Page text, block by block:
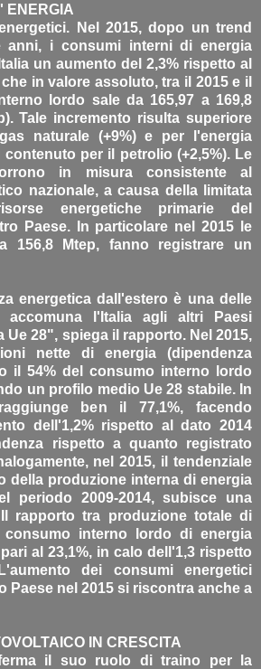
ENERGIA
Nel 2015, dopo un trend
anni, i consumi interni di energia
un aumento del 2,3% rispetto al
in valore assoluto, tra il 2015 e il
lordo sale da 165,97 a 169,8
Tale incremento risulta superiore
naturale (+9%) e per l'energia
contenuto per il petrolio (+2,5%). Le
in misura consistente al
nazionale, a causa della limitata
energetiche primarie del
Paese. In particolare nel 2015 le
156,8 Mtep, fanno registrare un
energetica dall'estero è una delle
accomuna l'Italia agli altri Paesi
Ue 28", spiega il rapporto. Nel 2015,
nette di energia (dipendenza
il 54% del consumo interno lordo
un profilo medio Ue 28 stabile. In
ben il 77,1%, facendo
dell'1,2% rispetto al dato 2014
rispetto a quanto registrato
nel 2015, il tendenziale
della produzione interna di energia
periodo 2009-2014, subisce una
rapporto tra produzione totale di
consumo interno lordo di energia
al 23,1%, in calo dell'1,3 rispetto
dei consumi energetici
Paese nel 2015 si riscontra anche a
IN CRESCITA
il suo ruolo di traino per la